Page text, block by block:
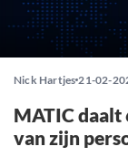
Nick Hartjes 21-02-
MATIC daalt
van zijn